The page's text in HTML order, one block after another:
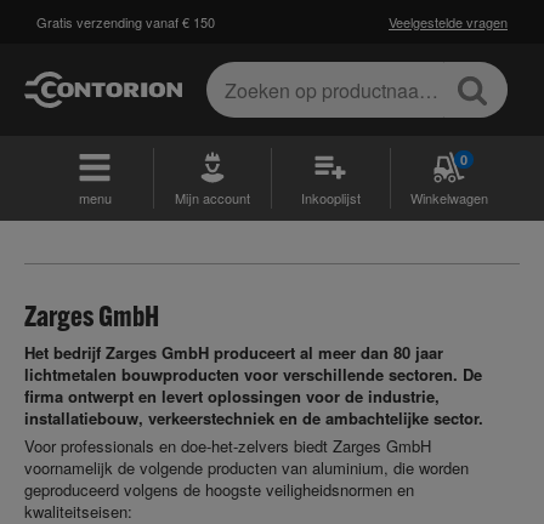
Gratis verzending vanaf € 150 Veelgestelde vragen
menu Mijn account Inkooplijst
0
Winkelwagen
Zarges GmbH
Het bedrijf Zarges GmbH produceert al meer dan 80 jaar
lichtmetalen bouwproducten voor verschillende sectoren. De
firma ontwerpt en levert oplossingen voor de industrie,
installatiebouw, verkeerstechniek en de ambachtelijke sector.
Voor professionals en doe-het-zelvers biedt Zarges GmbH
voornamelijk de volgende producten van aluminium, die worden
geproduceerd volgens de hoogste veiligheidsnormen en
kwaliteitseisen: